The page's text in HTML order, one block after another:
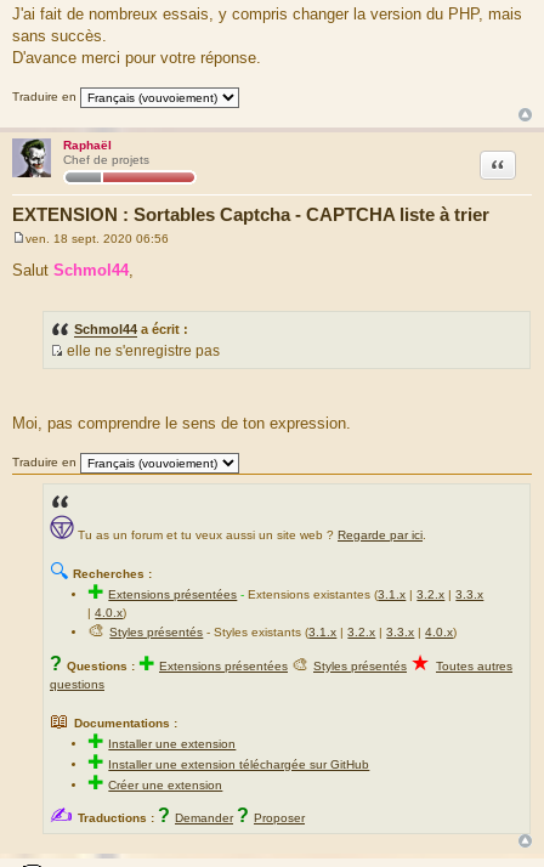
J'ai fait de nombreux essais, y compris changer la version du PHP, mais
sans succès.
D'avance merci pour votre réponse.
Traduire en
Raphaël
Chef de projets
EXTENSION : Sortables Captcha - CAPTCHA liste à trier
Citation
e
s
ven. 18 sept. 2020 06:56
Salut Schmol44,
Schmol44 a écrit :
r
e
d
u
m
s
e
elle ne s'enregistre pas
Moi, pas comprendre le sens de ton expression.
Traduire en
Tu as un forum et tu veux aussi un site web ? Regarde par ici
🔍 Recherches :
✚Extensions présentées -Extensions existantes (3.1.x |3.2.x |3.3.x
|4.0.x)
🎨Styles présentés - Styles existants (3.1.x |3.2.x |3.3.x |4.0.x)
? Questions : ✚ Extensions présentées 🎨 Styles présentés ★ Toutes autres
questions
📖 Documentations :
✚ Installer une extension
✚ Installer une extension téléchargée sur GitHub
✚Créer une extension
✍ Traductions : ? Demander ? Proposer